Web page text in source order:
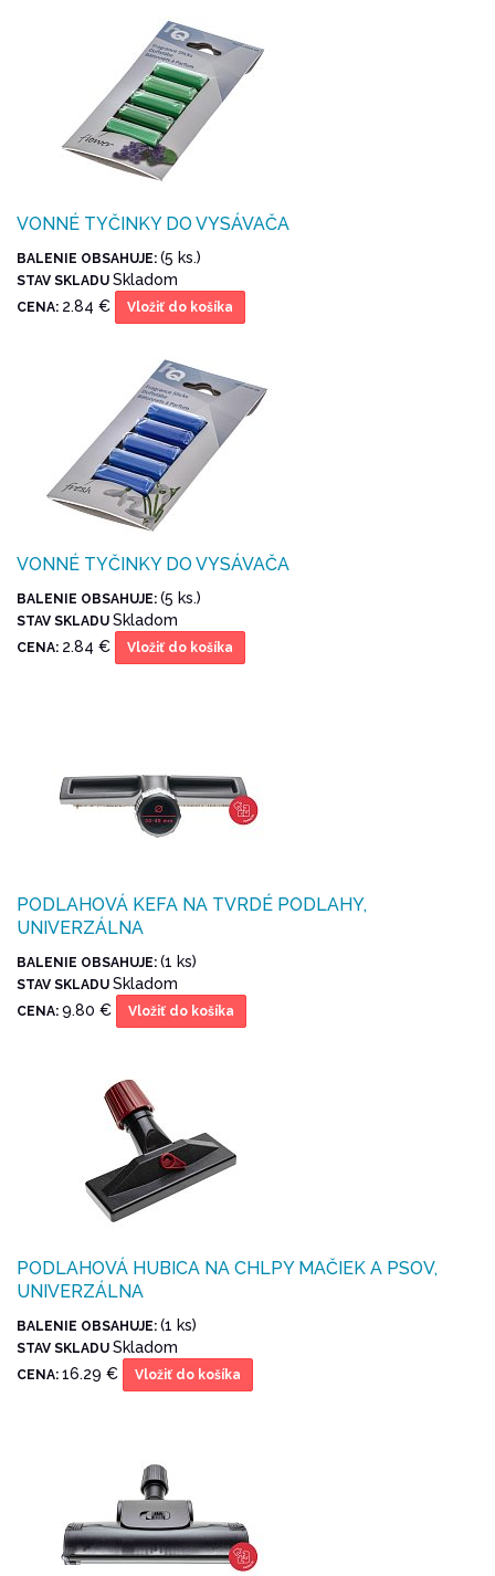
VONNÉ TYČINKY DO VYSÁVAČA
BALENIE OBSAHUJE: (5 ks.)
STAV SKLADU Skladom
CENA: 2.84 € Vložiť do košíka
VONNÉ TYČINKY DO VYSÁVAČA
BALENIE OBSAHUJE: (5 ks.)
STAV SKLADU Skladom
CENA: 2.84 € Vložiť do košíka
PODLAHOVÁ KEFA NA TVRDÉ PODLAHY,
UNIVERZÁLNA
BALENIE OBSAHUJE: (1 ks)
STAV SKLADU Skladom
CENA: 9.80 € Vložiť do košíka
PODLAHOVÁ HUBICA NA CHLPY MAČIEK A PSOV,
UNIVERZÁLNA
BALENIE OBSAHUJE: (1 ks)
STAV SKLADU Skladom
CENA: 16.29 € Vložiť do košíka